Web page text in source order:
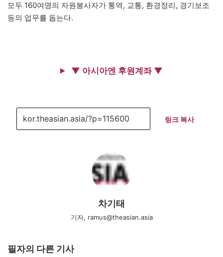
모두 160여명의 자원봉사자가 통역, 교통, 환경정리, 경기보조
등의 업무를 돕는다.
▼ 아시아엔 후원계좌 ▼
링크 복사
차기태
기자, ramus@theasian.asia
필자의 다른 기사